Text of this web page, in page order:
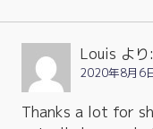
Louis より:
2020年8月6
Thanks a lot for